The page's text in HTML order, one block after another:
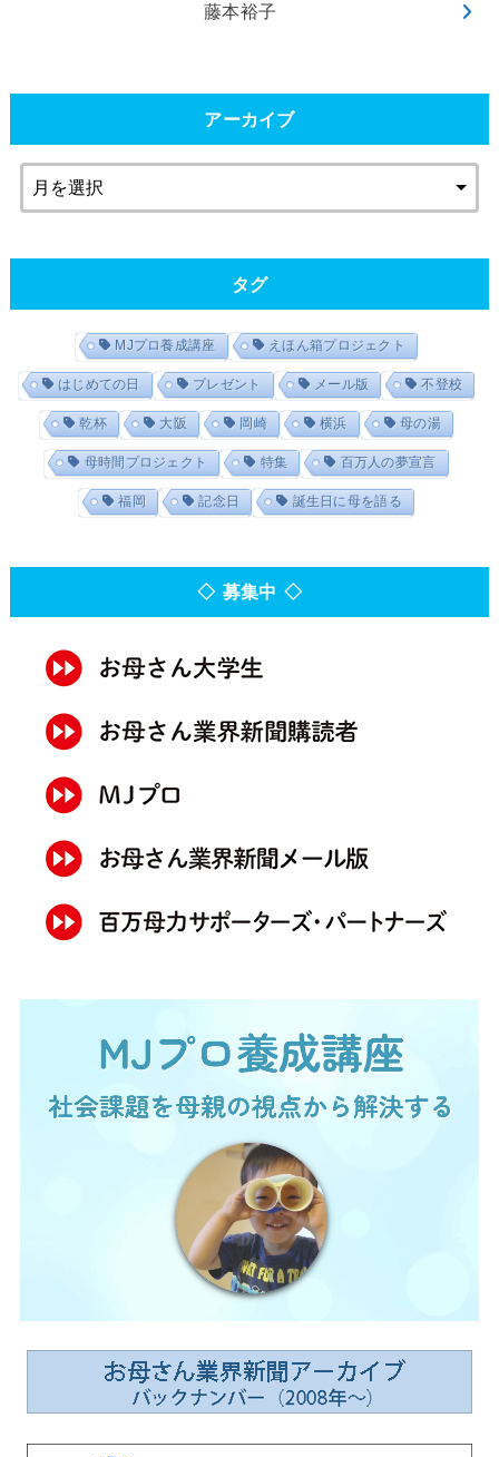
藤本裕子
アーカイブ
タグ
MJプロ養成講座 えほん箱プロジェクト
はじめての日 プレゼント メール版 不登校
乾杯 大阪 岡崎 横浜 母の湯
母時間プロジェクト 特集 百万人の夢宣言
福岡 記念日 誕生日に母を語る
◇ 募集中 ◇